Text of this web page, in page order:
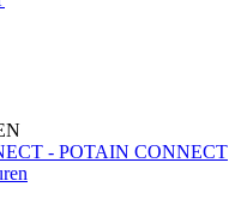
- POTAIN CONNECT